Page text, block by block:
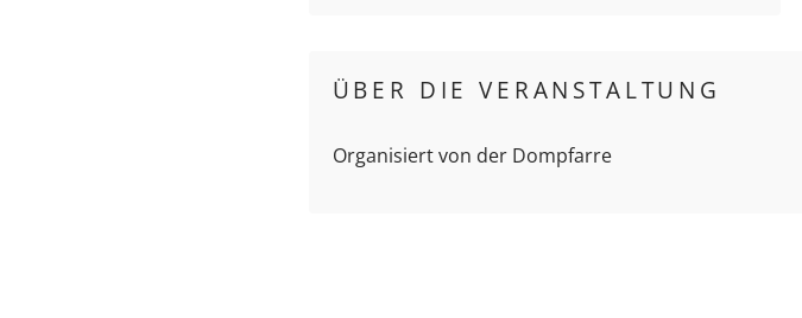
ÜBER DIE VERANSTALTUNG
Organisiert von der Dompfarre